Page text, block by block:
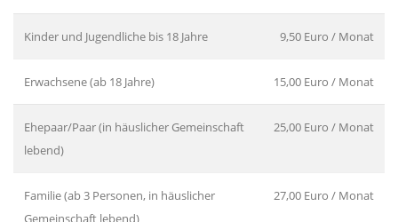
Kinder und Jugendliche bis 18 Jahre 9,50 Euro / Monat
Erwachsene (ab 18 Jahre) 15,00 Euro / Monat
Ehepaar/Paar (in häuslicher Gemeinschaft
lebend)
25,00 Euro / Monat
Familie (ab 3 Personen, in häuslicher
Gemeinschaft lebend)
27,00 Euro / Monat